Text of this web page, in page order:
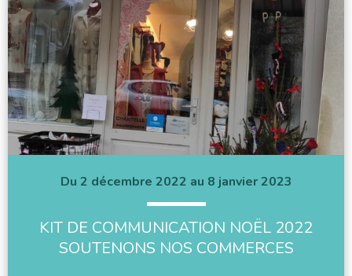
Du 2 décembre 2022 au 8 janvier 2023
KIT DE COMMUNICATION NOËL 2022
SOUTENONS NOS COMMERCES